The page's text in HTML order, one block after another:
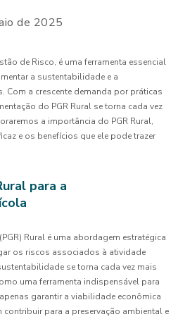
de 2025
de Risco, é uma ferramenta essencial
a sustentabilidade e a
Com a crescente demanda por práticas
do PGR Rural se torna cada vez
a importância do PGR Rural,
e os benefícios que ele pode trazer
para a
Rural é uma abordagem estratégica
os riscos associados à atividade
se torna cada vez mais
uma ferramenta indispensável para
garantir a viabilidade econômica
para a preservação ambiental e